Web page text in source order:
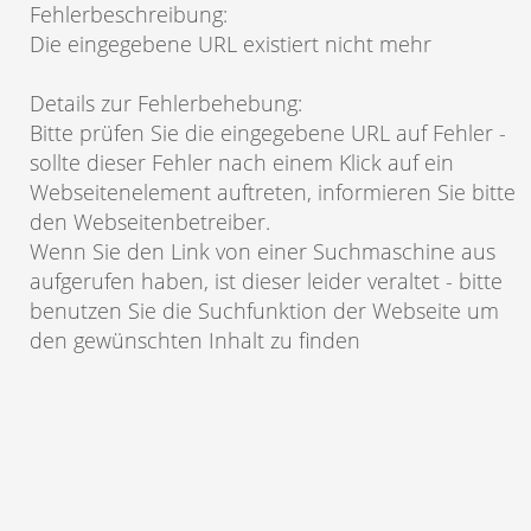
Fehlerbeschreibung:
Die eingegebene URL existiert nicht mehr
Details zur Fehlerbehebung:
Bitte prüfen Sie die eingegebene URL auf Fehler -
sollte dieser Fehler nach einem Klick auf ein
Webseitenelement auftreten, informieren Sie bitte
den Webseitenbetreiber.
Wenn Sie den Link von einer Suchmaschine aus
aufgerufen haben, ist dieser leider veraltet - bitte
benutzen Sie die Suchfunktion der Webseite um
den gewünschten Inhalt zu finden